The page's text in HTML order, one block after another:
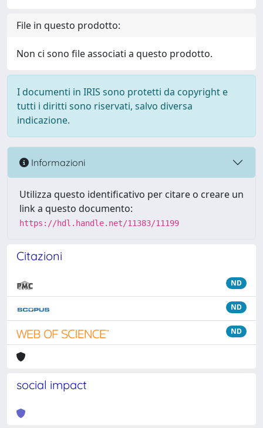
File in questo prodotto:
Non ci sono file associati a questo prodotto.
I documenti in IRIS sono protetti da copyright e
tutti i diritti sono riservati, salvo diversa
indicazione.
Informazioni
Utilizza questo identificativo per citare o creare un
link a questo documento:
https://hdl.handle.net/11383/11199
Citazioni
ND
ND
ND
social impact